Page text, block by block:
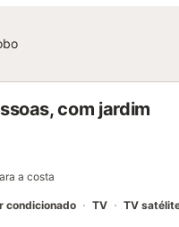
com jardim
a costa
condicionado TV TV